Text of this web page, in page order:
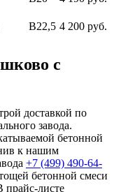
В22,5 4 200 руб.
с
доставкой по
завода.
бетонной
к нашим
+7 (499) 490-64-
бетонной смеси
прайс-листе